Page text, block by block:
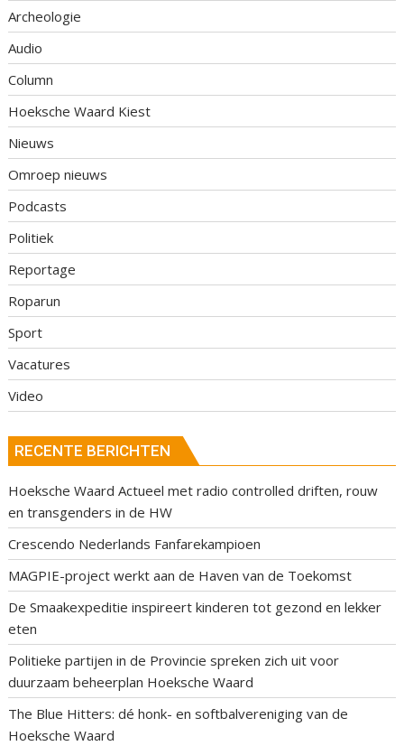
Archeologie
Audio
Column
Hoeksche Waard Kiest
Nieuws
Omroep nieuws
Podcasts
Politiek
Reportage
Roparun
Sport
Vacatures
Video
RECENTE BERICHTEN
Hoeksche Waard Actueel met radio controlled driften, rouw
en transgenders in de HW
Crescendo Nederlands Fanfarekampioen
MAGPIE-project werkt aan de Haven van de Toekomst
De Smaakexpeditie inspireert kinderen tot gezond en lekker
eten
Politieke partijen in de Provincie spreken zich uit voor
duurzaam beheerplan Hoeksche Waard
The Blue Hitters: dé honk- en softbalvereniging van de
Hoeksche Waard